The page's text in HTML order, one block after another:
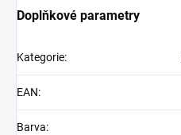
Doplňkové parametry
Kategorie:
EAN:
Barva: